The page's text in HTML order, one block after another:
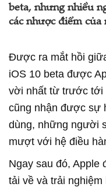
beta, nhưng nhiều
các nhược điểm của
Được ra mắt hồi
iOS 10 beta được
vời nhất từ trước tới
cũng nhận được sự
dùng, những người
mượt với hệ điều
Ngay sau đó, Apple
tải về và trải